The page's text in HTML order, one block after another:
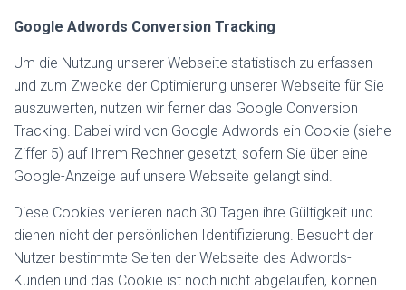
Google Adwords Conversion Tracking
Um die Nutzung unserer Webseite statistisch zu erfassen
und zum Zwecke der Optimierung unserer Webseite für Sie
auszuwerten, nutzen wir ferner das Google Conversion
Tracking. Dabei wird von Google Adwords ein Cookie (siehe
Ziffer 5) auf Ihrem Rechner gesetzt, sofern Sie über eine
Google-Anzeige auf unsere Webseite gelangt sind.
Diese Cookies verlieren nach 30 Tagen ihre Gültigkeit und
dienen nicht der persönlichen Identifizierung. Besucht der
Nutzer bestimmte Seiten der Webseite des Adwords-
Kunden und das Cookie ist noch nicht abgelaufen, können